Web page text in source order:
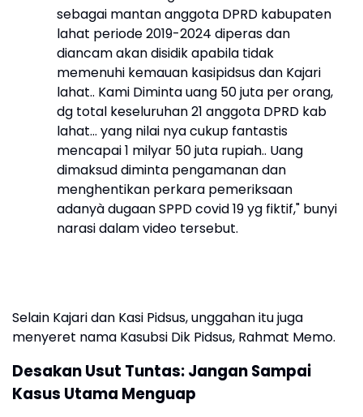
sebagai mantan anggota DPRD kabupaten
lahat periode 2019-2024 diperas dan
diancam akan disidik apabila tidak
memenuhi kemauan kasipidsus dan Kajari
lahat.. Kami Diminta uang 50 juta per orang,
dg total keseluruhan 21 anggota DPRD kab
lahat… yang nilai nya cukup fantastis
mencapai 1 milyar 50 juta rupiah.. Uang
dimaksud diminta pengamanan dan
menghentikan perkara pemeriksaan
adanyà dugaan SPPD covid 19 yg fiktif," bunyi
narasi dalam video tersebut.
​Selain Kajari dan Kasi Pidsus, unggahan itu juga
menyeret nama Kasubsi Dik Pidsus, Rahmat Memo.
​Desakan Usut Tuntas: Jangan Sampai
Kasus Utama Menguap